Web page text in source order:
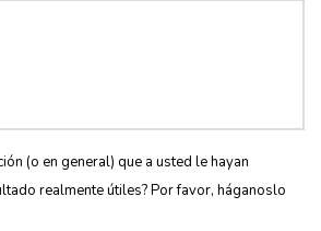
(o en general) que a usted le hayan
realmente útiles? Por favor, háganoslo